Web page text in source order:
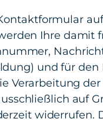
Ihre damit
und für den
Verarbeitung
auf
widerrufen.